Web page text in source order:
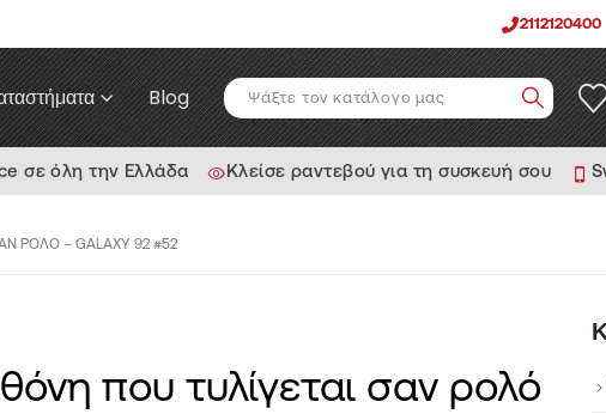
2112120400
Blog
σε όλη την Ελλάδα Κλείσε ραντεβού για τη συσκευή σου
ΡΟΛΌ – GALAXY 92 #52
που τυλίγεται σαν ρολό